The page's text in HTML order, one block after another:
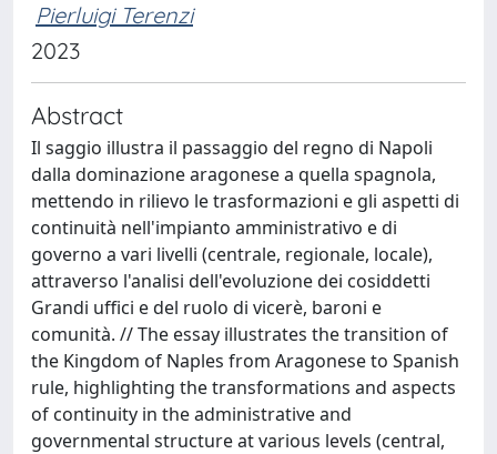
Pierluigi Terenzi
2023
Abstract
Il saggio illustra il passaggio del regno di Napoli
dalla dominazione aragonese a quella spagnola,
mettendo in rilievo le trasformazioni e gli aspetti di
continuità nell'impianto amministrativo e di
governo a vari livelli (centrale, regionale, locale),
attraverso l'analisi dell'evoluzione dei cosiddetti
Grandi uffici e del ruolo di vicerè, baroni e
comunità. // The essay illustrates the transition of
the Kingdom of Naples from Aragonese to Spanish
rule, highlighting the transformations and aspects
of continuity in the administrative and
governmental structure at various levels (central,